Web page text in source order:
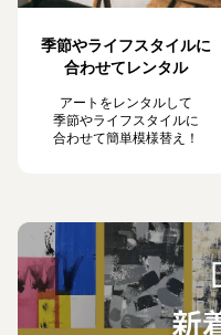
季節やライフスタイルに
合わせてレンタル
アートをレンタルして
季節やライフスタイルに
合わせて簡単模様替え！